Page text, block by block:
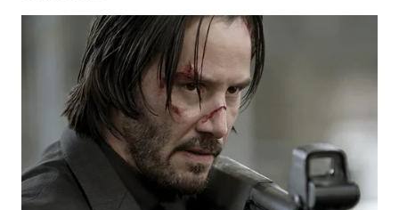
SURABAYA
WN
NATUNA
WN